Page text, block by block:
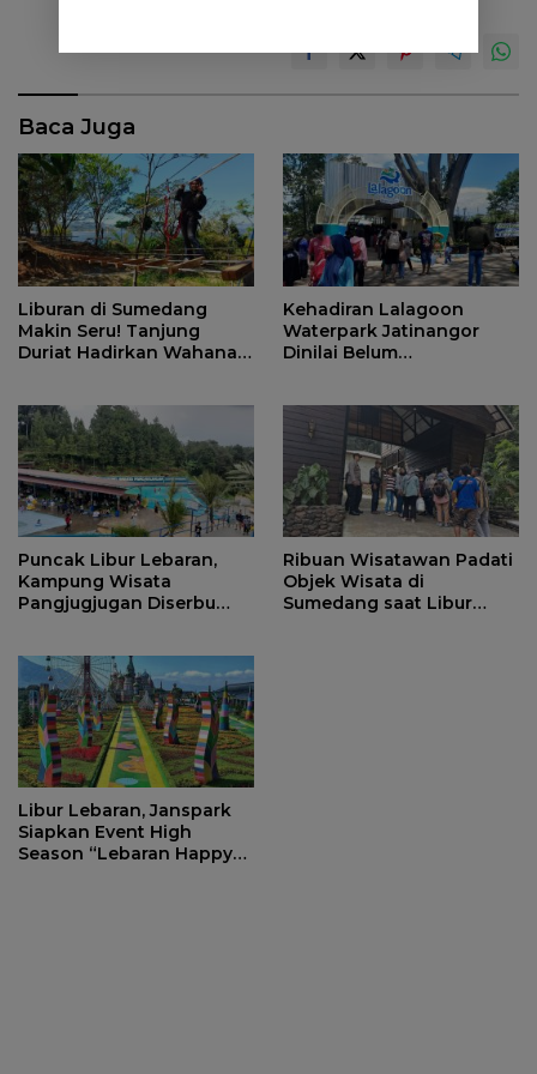
Baca Juga
Liburan di Sumedang
Makin Seru! Tanjung
Duriat Hadirkan Wahana
Jatigede
Kehadiran Lalagoon
Waterpark Jatinangor
Dinilai Belum
Puncak Libur Lebaran,
Kampung Wisata
Pangjugjugan Diserbu
Ribuan Wisatawan Padati
Objek Wisata di
Sumedang saat Libur
Libur Lebaran, Janspark
Siapkan Event High
Season “Lebaran Happy